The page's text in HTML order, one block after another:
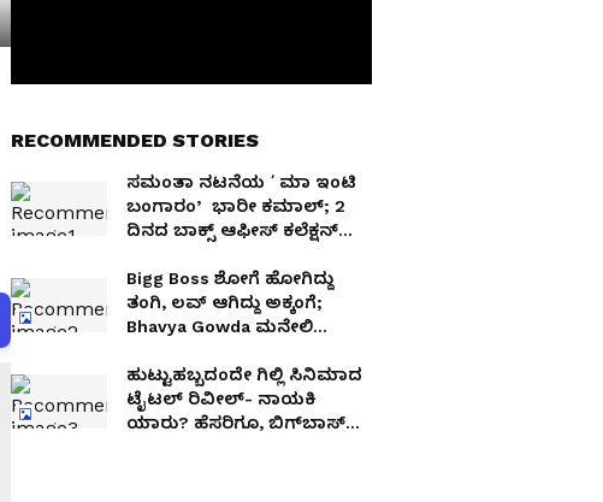
RECOMMENDED STORIES
ಸಮಂತಾ ನಟನೆಯ ʻಮಾ ಇಂಟಿ
ಬಂಗಾರಂʼ ಭಾರೀ ಕಮಾಲ್; 2
ದಿನದ ಬಾಕ್ಸ್‌ ಆಫೀಸ್‌ ಕಲೆಕ್ಷನ್
Bigg Boss ಶೋಗೆ ಹೋಗಿದ್ದು
ತಂಗಿ, ಲವ್‌ ಆಗಿದ್ದು ಅಕ್ಕಂಗೆ;
Bhavya Gowda ಮನೇಲಿ
ಹುಟ್ಟುಹಬ್ಬದಂದೇ ಗಿಲ್ಲಿ ಸಿನಿಮಾದ
ಟೈಟಲ್​ ರಿವೀಲ್​- ನಾಯಕಿ
ಯಾರು? ಹೆಸರಿಗೂ, ಬಿಗ್​ಬಾಸ್​ಗೂ